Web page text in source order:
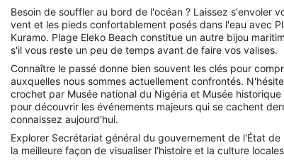
Besoin de souffler au bord de l'océan ? Laissez s'envoler
vent et les pieds confortablement posés dans l'eau avec
Kuramo. Plage Eleko Beach constitue un autre bijou
s'il vous reste un peu de temps avant de faire vos valises.
Connaître le passé donne bien souvent les clés pour
auxquelles nous sommes actuellement confrontés.
crochet par Musée national du Nigéria et Musée
pour découvrir les événements majeurs qui se cachent
connaissez aujourd'hui.
Explorer Secrétariat général du gouvernement de l'État
la meilleure façon de visualiser l'histoire et la culture